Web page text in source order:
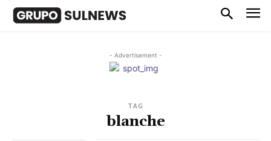
- Advertisement -
TAG
blanche